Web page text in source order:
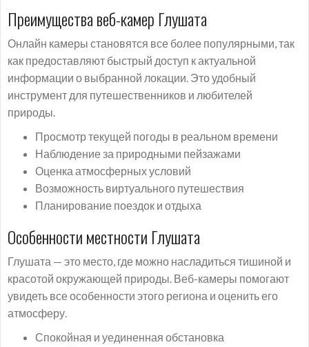
Преимущества веб-камер Глушата
Онлайн камеры становятся все более популярными, так
как предоставляют быстрый доступ к актуальной
информации о выбранной локации. Это удобный
инструмент для путешественников и любителей
природы.
Просмотр текущей погоды в реальном времени
Наблюдение за природными пейзажами
Оценка атмосферных условий
Возможность виртуального путешествия
Планирование поездок и отдыха
Особенности местности Глушата
Глушата — это место, где можно насладиться тишиной и
красотой окружающей природы. Веб-камеры помогают
увидеть все особенности этого региона и оценить его
атмосферу.
Спокойная и уединенная обстановка